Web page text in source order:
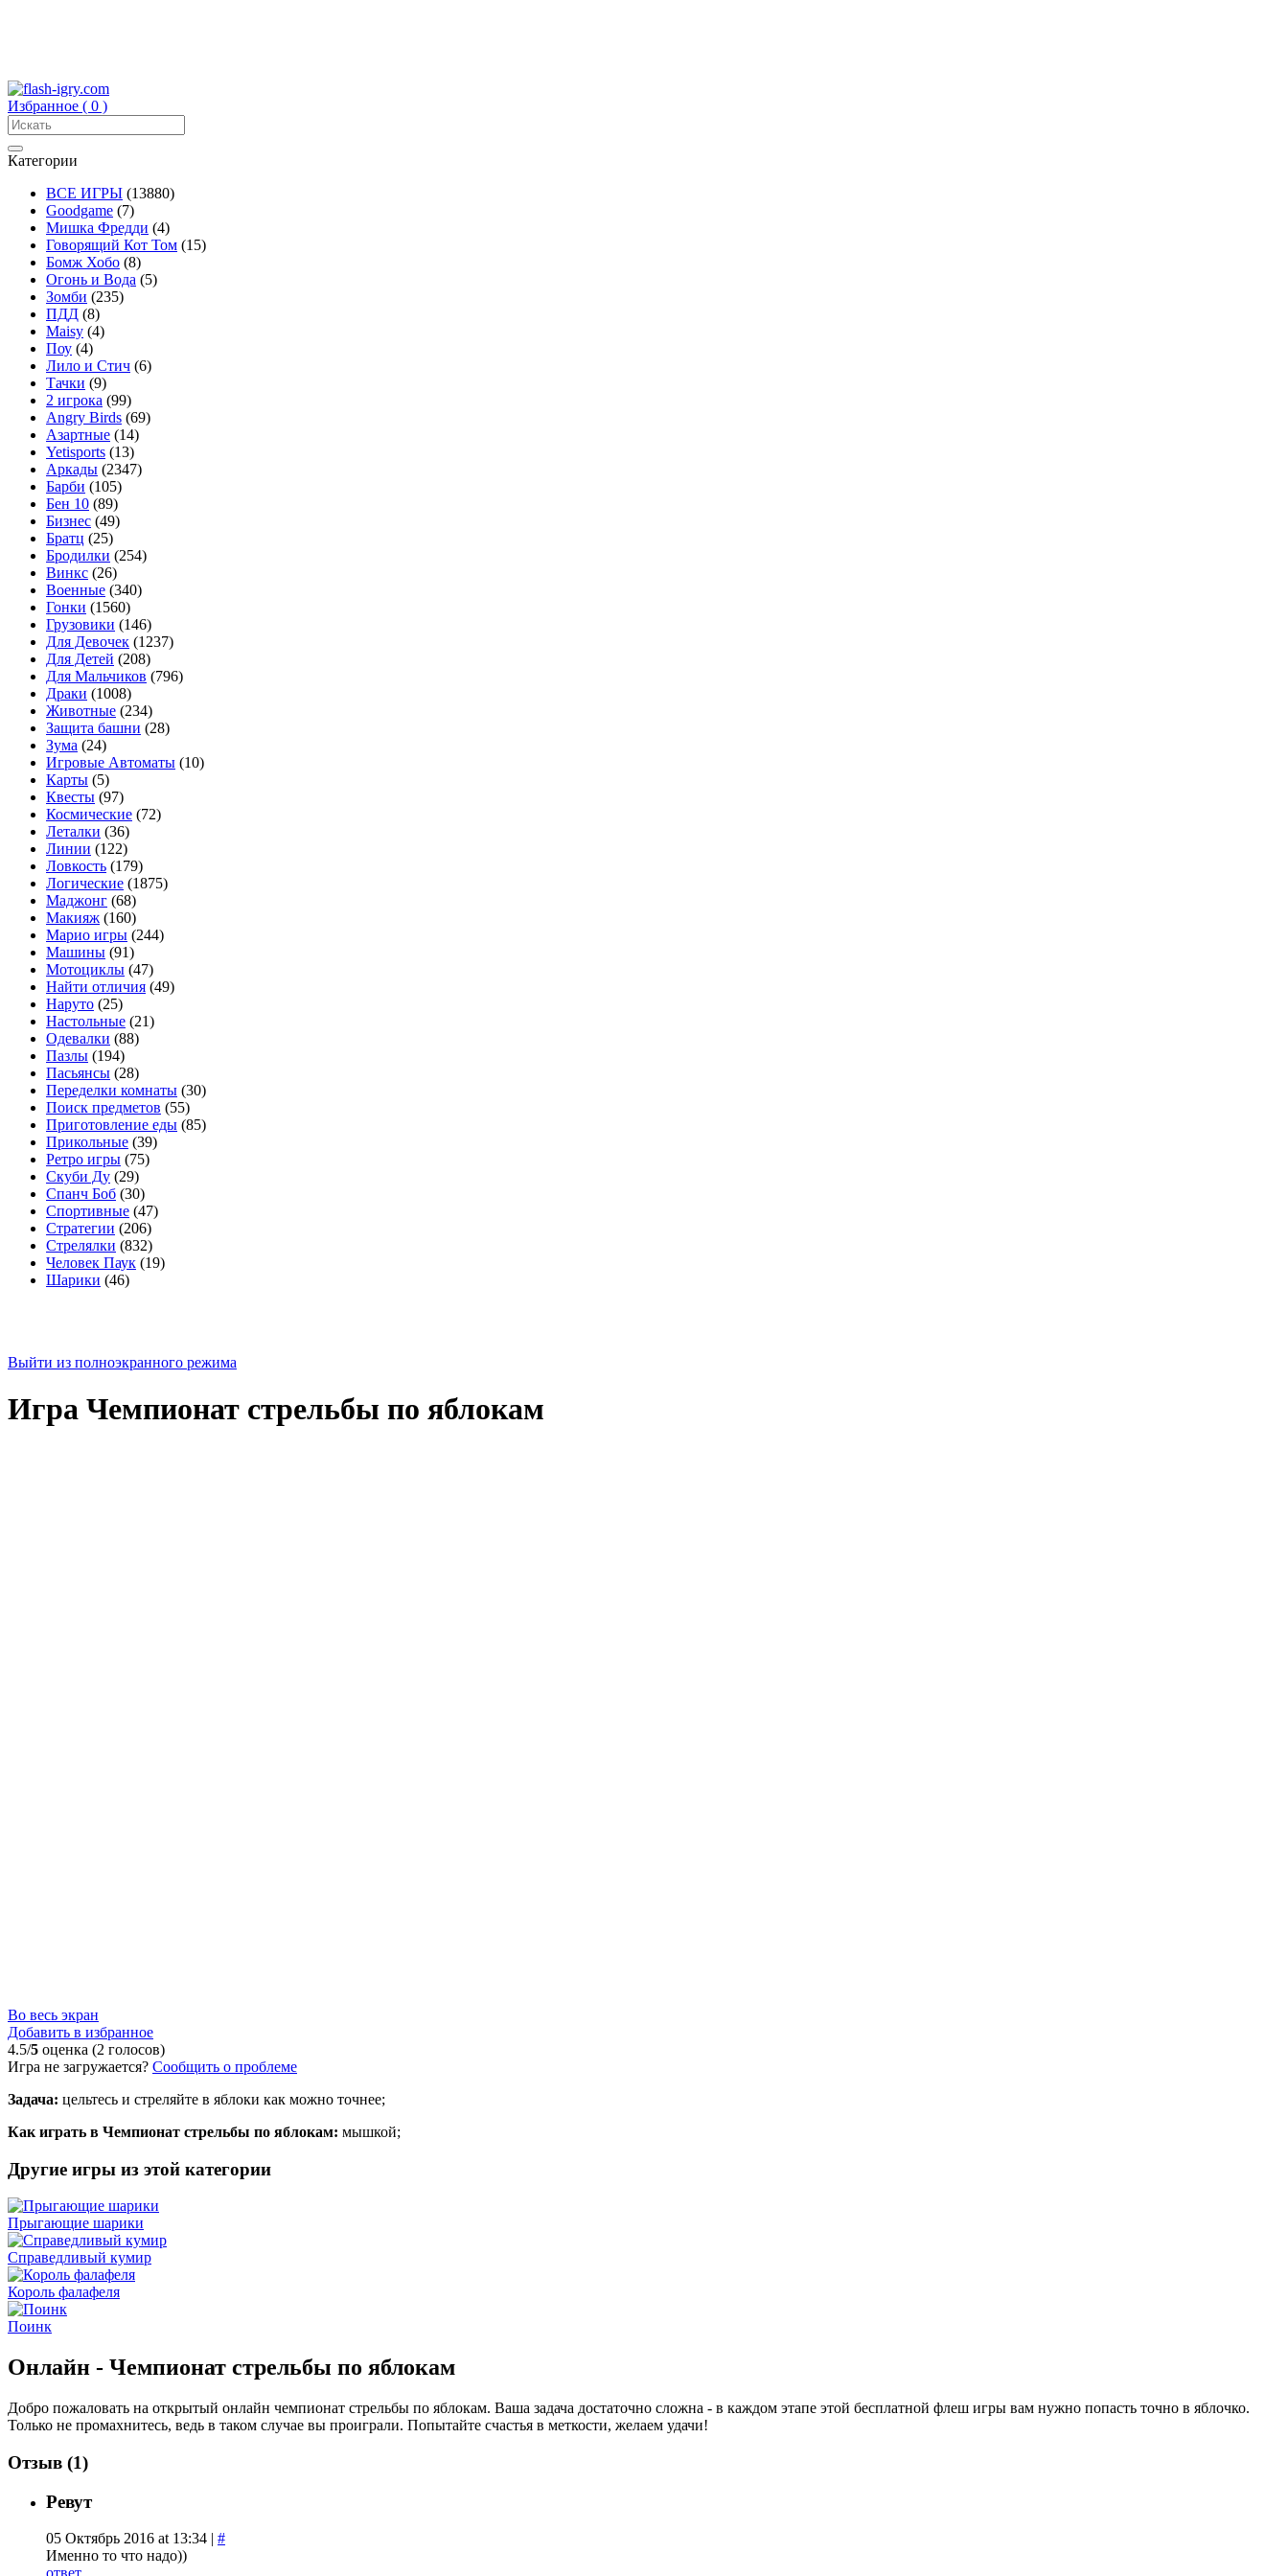
Избранное ( 0 )
Категории
ВСЕ ИГРЫ (13880)
Goodgame (7)
Мишка Фредди (4)
Говорящий Кот Том (15)
Бомж Хобо (8)
Огонь и Вода (5)
Зомби (235)
ПДД (8)
Maisy (4)
Поу (4)
Лило и Стич (6)
Тачки (9)
2 игрока (99)
Angry Birds (69)
Азартные (14)
Yetisports (13)
Аркады (2347)
Барби (105)
Бен 10 (89)
Бизнес (49)
Братц (25)
Бродилки (254)
Винкс (26)
Военные (340)
Гонки (1560)
Грузовики (146)
Для Девочек (1237)
Для Детей (208)
Для Мальчиков (796)
Драки (1008)
Животные (234)
Защита башни (28)
Зума (24)
Игровые Автоматы (10)
Карты (5)
Квесты (97)
Космические (72)
Леталки (36)
Линии (122)
Ловкость (179)
Логические (1875)
Маджонг (68)
Макияж (160)
Марио игры (244)
Машины (91)
Мотоциклы (47)
Найти отличия (49)
Наруто (25)
Настольные (21)
Одевалки (88)
Пазлы (194)
Пасьянсы (28)
Переделки комнаты (30)
Поиск предметов (55)
Приготовление еды (85)
Прикольные (39)
Ретро игры (75)
Скуби Ду (29)
Спанч Боб (30)
Спортивные (47)
Стратегии (206)
Стрелялки (832)
Человек Паук (19)
Шарики (46)
Выйти из полноэкранного режима
Игра Чемпионат стрельбы по яблокам
Во весь экран
Добавить в избранное
4.5/5 оценка (2 голосов)
Игра не загружается? Сообщить о проблеме
Задача: цельтесь и стреляйте в яблоки как можно точнее;
Как играть в Чемпионат стрельбы по яблокам: мышкой;
Другие игры из этой категории
Прыгающие шарики
Справедливый кумир
Король фалафеля
Поинк
Онлайн - Чемпионат стрельбы по яблокам
Добро пожаловать на открытый онлайн чемпионат стрельбы по яблокам. Ваша задача достаточно сложна - в каждом этапе этой бесплатной флеш игры вам нужно попасть точно в яблочко.
Только не промахнитесь, ведь в таком случае вы проиграли. Попытайте счастья в меткости, желаем удачи!
Отзыв (1)
Ревут
05 Октябрь 2016 at 13:34 | #
Именно то что надо))